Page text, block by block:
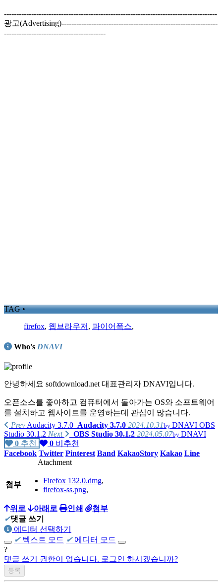
--------------------------------------------------------------------------------------
광고(Advertising)---------------------------------------------------------------
-----------------------------------------
TAG •
firefox, 웹브라우저 , 파이어폭스,
Who's DNAVI
안녕하세요 softdownload.net 대표관리자 DNAVI입니다.
오픈소스를 좋아하고 컴퓨터에서 돌아가는 OS와 소프트웨어
를 설치하고 웹사이트를 운영하는데 관심이 많습니다.
가지고 있는 제품리스트
homebuilt computer(Intel i7-4790K, ASUS MAXIMUS Ranger Vii,
AMD Radeon R290),
homebuilt computer(AMD Phenom X4 630, GIGABYTE GA-61P-
S3, NVIDIA GT8600),
Apple iMac 2009 late(Intel E7600)
Apple MacMini 2018(Intel i5-8500B, A1993)
homebuilt computer(
Legend, Intel A770)
Prev Audacity 3.7.0 Audacity 3.7.0 2024.10.31by DNAVI OBS
Studio 30.1.2 Next OBS Studio 30.1.2 2024.05.07by DNAVI
0 추천 0 비추천
Facebook Twitter Pinterest Band KakaoStory Kakao Line
Atachment
첨부 Firefox 132.0.dmg,
firefox-ss.png,
위로 아래로 인쇄
첨부
✔댓글 쓰기
에디터 선택하기
✔ 텍스트 모드 ✔ 에디터 모드
?
댓글 쓰기 권한이 없습니다. 로그인 하시겠습니까?